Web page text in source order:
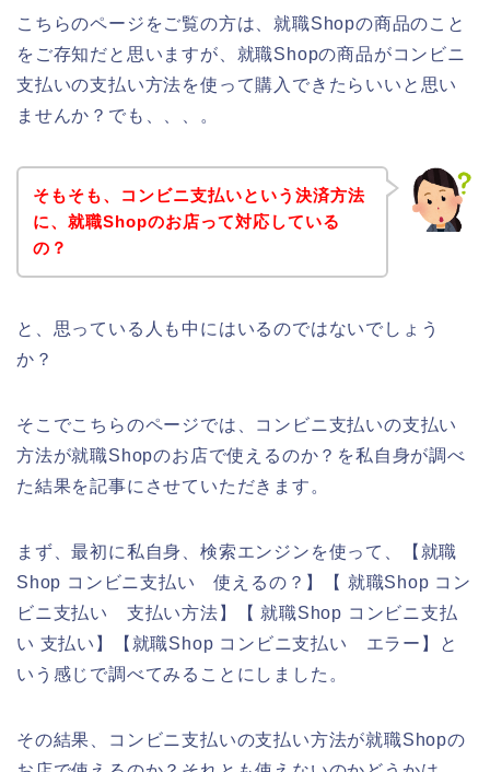
こちらのページをご覧の方は、就職Shopの商品のこと
をご存知だと思いますが、就職Shopの商品がコンビニ
支払いの支払い方法を使って購入できたらいいと思い
ませんか？でも、、、。
そもそも、コンビニ支払いという決済方法
に、就職Shopのお店って対応している
の？
と、思っている人も中にはいるのではないでしょう
か？
そこでこちらのページでは、コンビニ支払いの支払い
方法が就職Shopのお店で使えるのか？を私自身が調べ
た結果を記事にさせていただきます。
まず、最初に私自身、検索エンジンを使って、【就職
Shop コンビニ支払い 使えるの？】【 就職Shop コン
ビニ支払い 支払い方法】【 就職Shop コンビニ支払
い 支払い】【就職Shop コンビニ支払い エラー】と
いう感じで調べてみることにしました。
その結果、コンビニ支払いの支払い方法が就職Shopの